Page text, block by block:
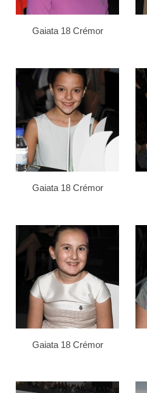
Gaiata 18 Crémor
Gaiata 18 Crémor
Gaiata 18 Crémor